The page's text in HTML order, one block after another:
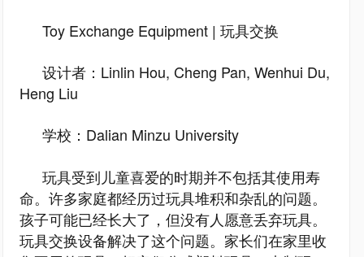
Toy Exchange Equipment | 玩具交换
设计者：Linlin Hou, Cheng Pan, Wenhui Du,
Heng Liu
学校：Dalian Minzu University
玩具受到儿童喜爱的时期并不包括其使用寿
命。许多家庭都经历过玩具堆积和杂乱的问题。
孩子可能已经长大了，但没有人愿意丢弃玩具。
玩具交换设备解决了这个问题。家长们在家里收